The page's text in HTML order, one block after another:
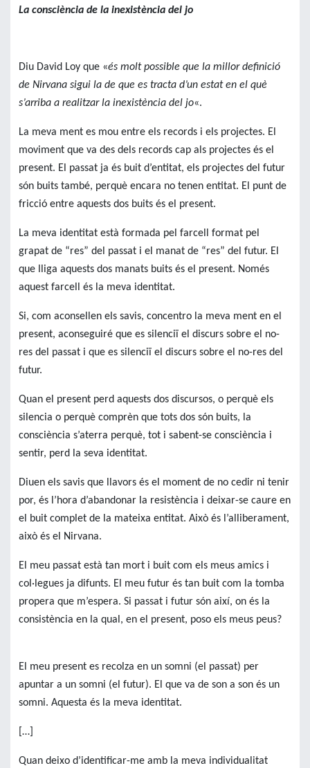
La consciència de la inexistència del jo
Diu David Loy que «és molt possible que la millor definició
de Nirvana sigui la de que es tracta d’un estat en el què
s’arriba a realitzar la inexistència del jo«.
La meva ment es mou entre els records i els projectes. El
moviment que va des dels records cap als projectes és el
present. El passat ja és buit d’entitat, els projectes del futur
són buits també, perquè encara no tenen entitat. El punt de
fricció entre aquests dos buits és el present.
La meva identitat està formada pel farcell format pel
grapat de “res” del passat i el manat de “res” del futur. El
que lliga aquests dos manats buits és el present. Només
aquest farcell és la meva identitat.
Si, com aconsellen els savis, concentro la meva ment en el
present, aconseguiré que es silenciï el discurs sobre el no-
res del passat i que es silenciï el discurs sobre el no-res del
futur.
Quan el present perd aquests dos discursos, o perquè els
silencia o perquè comprèn que tots dos són buits, la
consciència s’aterra perquè, tot i sabent-se consciència i
sentir, perd la seva identitat.
Diuen els savis que llavors és el moment de no cedir ni tenir
por, és l’hora d’abandonar la resistència i deixar-se caure en
el buit complet de la mateixa entitat. Això és l’alliberament,
això és el Nirvana.
El meu passat està tan mort i buit com els meus amics i
col·legues ja difunts. El meu futur és tan buit com la tomba
propera que m’espera. Si passat i futur són així, on és la
consistència en la qual, en el present, poso els meus peus?
El meu present es recolza en un somni (el passat) per
apuntar a un somni (el futur). El que va de son a son és un
somni. Aquesta és la meva identitat.
[…]
Quan deixo d’identificar-me amb la meva individualitat